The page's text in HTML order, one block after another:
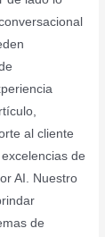
al cliente
de
AI. Nuestro
de